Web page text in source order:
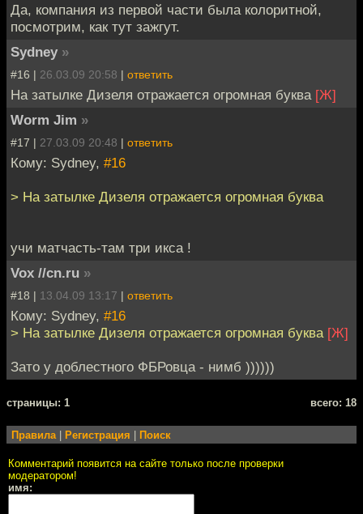
Да, компания из первой части была колоритной,
посмотрим, как тут зажгут.
Sydney »
#16 | 26.03.09 20:58 | ответить
На затылке Дизеля отражается огромная буква [Ж]
Worm Jim »
#17 | 27.03.09 20:48 | ответить
Кому: Sydney, #16
> На затылке Дизеля отражается огромная буква
учи матчасть-там три икса !
Vox //cn.ru »
#18 | 13.04.09 13:17 | ответить
Кому: Sydney, #16
> На затылке Дизеля отражается огромная буква [Ж]
Зато у доблестного ФБРовца - нимб ))))))
cтраницы: 1 всего: 18
Правила Регистрация Поиск
Комментарий появится на сайте только после проверки
модератором!
имя: